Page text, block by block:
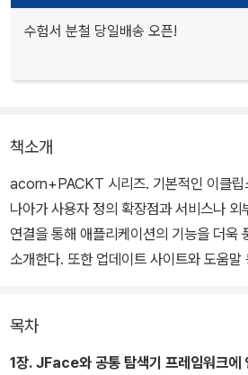
수험서 분철 당일배송 오픈!
책소개
acorn+PACKT 시리즈. 기본적인 이클립
나아가 사용자 정의 확장점과 서비스나
연결을 통해 애플리케이션의 기능을 더욱
소개한다. 또한 업데이트 사이트와 도움
플리케이션을 더욱 화려하게 만들 수 있는
목차
1장. JFace와 공통 탐색기 프레임워크에